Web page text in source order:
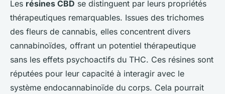
Les résines CBD se distinguent par leurs propriétés
thérapeutiques remarquables. Issues des trichomes
des fleurs de cannabis, elles concentrent divers
cannabinoïdes, offrant un potentiel thérapeutique
sans les effets psychoactifs du THC. Ces résines sont
réputées pour leur capacité à interagir avec le
système endocannabinoïde du corps. Cela pourrait